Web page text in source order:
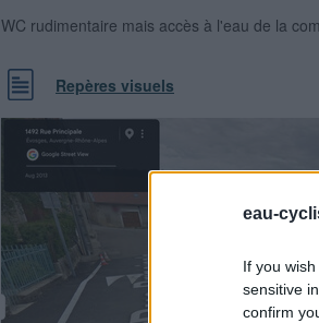
eau-
If you
sensitive
confirm
WC rudimentaire mais accès à l'eau de la
Repères visuels